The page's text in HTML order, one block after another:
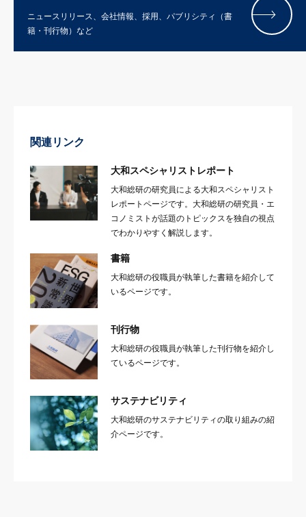
ニュースリリース、会社情報、採用、パブリシティ（書
籍・刊行物）など
関連リンク
大和スペシャリストレポート
大和総研の研究員による大和スペシャリスト
レポートページです。大和総研の研究員・エ
コノミストが話題のトピックスを独自の視点
でわかりやすく解説します。
書籍
大和総研の役職員が執筆した書籍を紹介して
いるページです。
刊行物
大和総研の役職員が執筆した刊行物を紹介し
ているページです。
サステナビリティ
大和総研のサステナビリティの取り組みの紹
介ページです。